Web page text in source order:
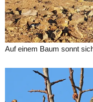
Auf einem Baum sonnt